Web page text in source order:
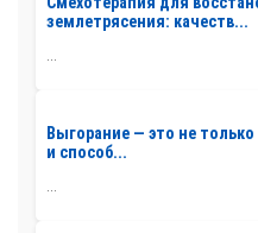
землетрясения: качеств...
...
Выгорание — это не
и способ...